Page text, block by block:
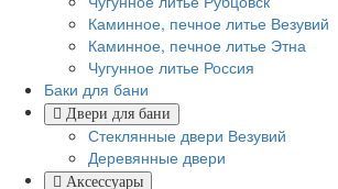
Каминное, печное литье Везувий
Каминное, печное литье Этна
Чугунное литье Россия
Баки для бани
Двери для бани
Стеклянные двери Везувий
Деревянные двери
Аксессуары